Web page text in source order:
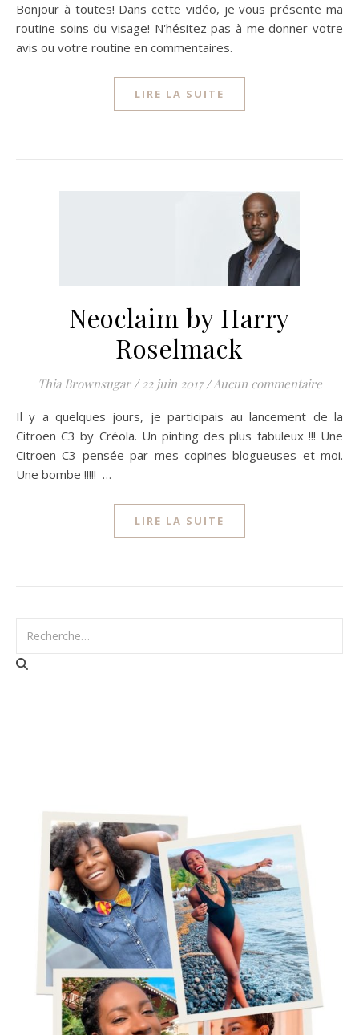
Bonjour à toutes! Dans cette vidéo, je vous présente ma
routine soins du visage! N'hésitez pas à me donner votre
avis ou votre routine en commentaires.
LIRE LA SUITE
Neoclaim by Harry
Roselmack
Thia Brownsugar / 22 juin 2017 /Aucun commentaire
Il y a quelques jours, je participais au lancement de la
Citroen C3 by Créola. Un pinting des plus fabuleux !!! Une
Citroen C3 pensée par mes copines blogueuses et moi.
Une bombe !!!!! …
LIRE LA SUITE